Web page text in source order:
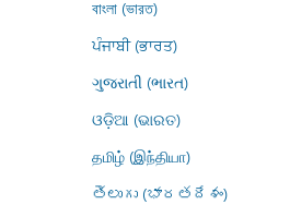
বাংলা (ভারত)
ਪੰਜਾਬੀ (ਭਾਰਤ)
ગુજરાતી (ભારત)
ଓଡ଼ିଆ (ଭାରତ)
தமிழ் (இந்தியா)
తెలుగు (భారతదేశం)